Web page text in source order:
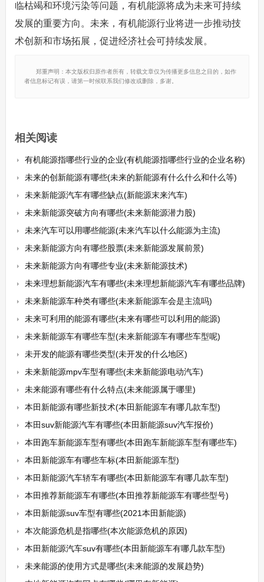
临枯竭和环境污染等问题，有机能源将成为未来可持续
发展的重要方向。未来，有机能源行业将进一步推动技
术创新和市场拓展，促进经济社会可持续发展。
郑重声明：本文版权归原作者所有，转载文章仅为传播更多信息之目的，如作
者信息标记有误，请第一时候联系我们修改或删除，多谢。
相关阅读
有机能源指哪些行业的企业(有机能源指哪些行业的企业名称)
未来的创新能源有哪些(未来的新能源有什么什么和什么等)
未来新能源汽车有哪些缺点(新能源末来汽车)
未来新能源突破方向有哪些(未来新能源潜力股)
未来汽车可以用哪些能源(未来汽车以什么能源为主流)
未来新能源方向有哪些股票(未来新能源发展前景)
未来新能源方向有哪些专业(未来新能源技术)
未来理想新能源汽车有哪些(未来理想新能源汽车有哪些品牌)
未来新能源车种类有哪些(未来新能源车会是主流吗)
未来可利用的能源有哪些(未来有哪些可以利用的能源)
未来新能源车有哪些车型(未来新能源车有哪些车型呢)
未开发的能源有哪些类型(未开发的什么地区)
未来新能源mpv车型有哪些(未来新能源电动汽车)
未来能源有哪些有什么特点(未来能源属于哪里)
本田新能源有哪些新技术(本田新能源车有哪几款车型)
本田suv新能源汽车有哪些(本田新能源suv汽车报价)
本田跑车新能源车型有哪些(本田跑车新能源车型有哪些车)
本田新能源车有哪些车标(本田新能源车型)
本田新能源汽车轿车有哪些(本田新能源车有哪几款车型)
本田推荐新能源车有哪些(本田推荐新能源车有哪些型号)
本田新能源suv车型有哪些(2021本田新能源)
本次能源危机是指哪些(本次能源危机的原因)
本田新能源汽车suv有哪些(本田新能源车有哪几款车型)
未来能源的使用方式是哪些(未来能源的发展趋势)